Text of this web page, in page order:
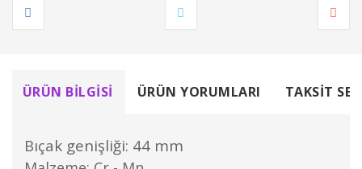
ÜRÜN BILGISI ÜRÜN YORUMLARI TAKSIT
Bıçak genişliği: 44 mm